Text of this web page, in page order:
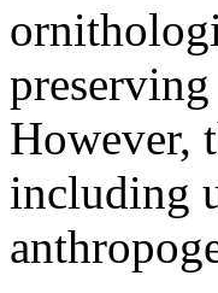
However,
including